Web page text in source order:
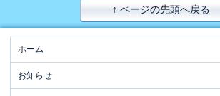
↑ ページの先頭へ戻る
ホーム
お知らせ